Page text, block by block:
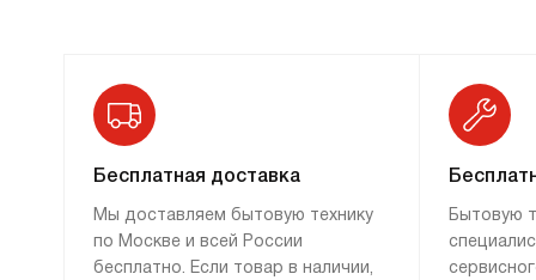
Бесплатная доставка
Мы доставляем бытовую технику
по Москве и всей России
бесплатно. Если товар в наличии,
Бытовую